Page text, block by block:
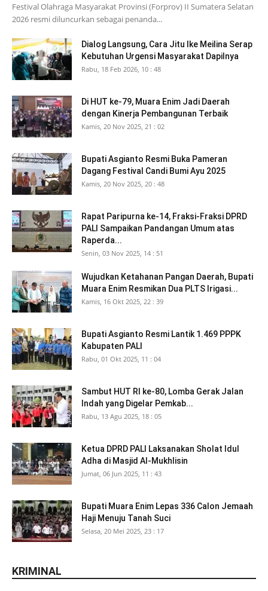
Festival Olahraga Masyarakat Provinsi (Forprov) II Sumatera Selatan
2026 resmi diluncurkan sebagai penanda...
Dialog Langsung, Cara Jitu Ike Meilina Serap
Kebutuhan Urgensi Masyarakat Dapilnya
Rabu, 18 Feb 2026, 10 : 48
Di HUT ke-79, Muara Enim Jadi Daerah
dengan Kinerja Pembangunan Terbaik
Kamis, 20 Nov 2025, 21 : 02
Bupati Asgianto Resmi Buka Pameran
Dagang Festival Candi Bumi Ayu 2025
Kamis, 20 Nov 2025, 20 : 48
Rapat Paripurna ke-14, Fraksi-Fraksi DPRD
PALI Sampaikan Pandangan Umum atas
Raperda...
Senin, 03 Nov 2025, 14 : 51
Wujudkan Ketahanan Pangan Daerah, Bupati
Muara Enim Resmikan Dua PLTS Irigasi...
Kamis, 16 Okt 2025, 22 : 39
Bupati Asgianto Resmi Lantik 1.469 PPPK
Kabupaten PALI
Rabu, 01 Okt 2025, 11 : 04
Sambut HUT RI ke-80, Lomba Gerak Jalan
Indah yang Digelar Pemkab...
Rabu, 13 Agu 2025, 18 : 05
Ketua DPRD PALI Laksanakan Sholat Idul
Adha di Masjid Al-Mukhlisin
Jumat, 06 Jun 2025, 11 : 43
Bupati Muara Enim Lepas 336 Calon Jemaah
Haji Menuju Tanah Suci
Selasa, 20 Mei 2025, 23 : 17
KRIMINAL